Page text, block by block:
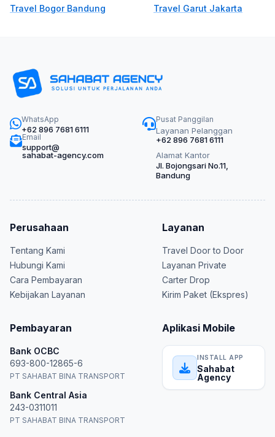
Travel Bogor Bandung Travel Garut Jakarta
WhatsApp
+62 896 7681 6111
Email
support@
sahabat-agency.com
Pusat Panggilan
Layanan Pelanggan
+62 896 7681 6111
Alamat Kantor
Jl. Bojongsari No.11,
Bandung
Perusahaan
Tentang Kami
Hubungi Kami
Cara Pembayaran
Kebijakan Layanan
Layanan
Travel Door to Door
Layanan Private
Carter Drop
Kirim Paket (Ekspres)
Pembayaran
Bank OCBC
693-800-12865-6
PT SAHABAT BINA TRANSPORT
Bank Central Asia
243-0311011
PT SAHABAT BINA TRANSPORT
Aplikasi Mobile
INSTALL APP
Sahabat
Agency